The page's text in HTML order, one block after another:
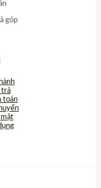
góp
trả
toán
mật